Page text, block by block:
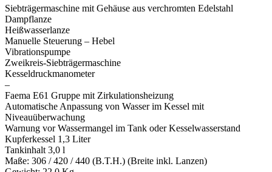
Siebträgermaschine mit Gehäuse aus verchromten Edelstahl
Dampflanze
Heißwasserlanze
Manuelle Steuerung – Hebel
Vibrationspumpe
Zweikreis-Siebträgermaschine
Kesseldruckmanometer
–
Faema E61 Gruppe mit Zirkulationsheizung
Automatische Anpassung von Wasser im Kessel mit
Niveauüberwachung
Warnung vor Wassermangel im Tank oder Kesselwasserstand
Kupferkessel 1,3 Liter
Tankinhalt 3,0 l
Maße: 306 / 420 / 440 (B.T.H.) (Breite inkl. Lanzen)